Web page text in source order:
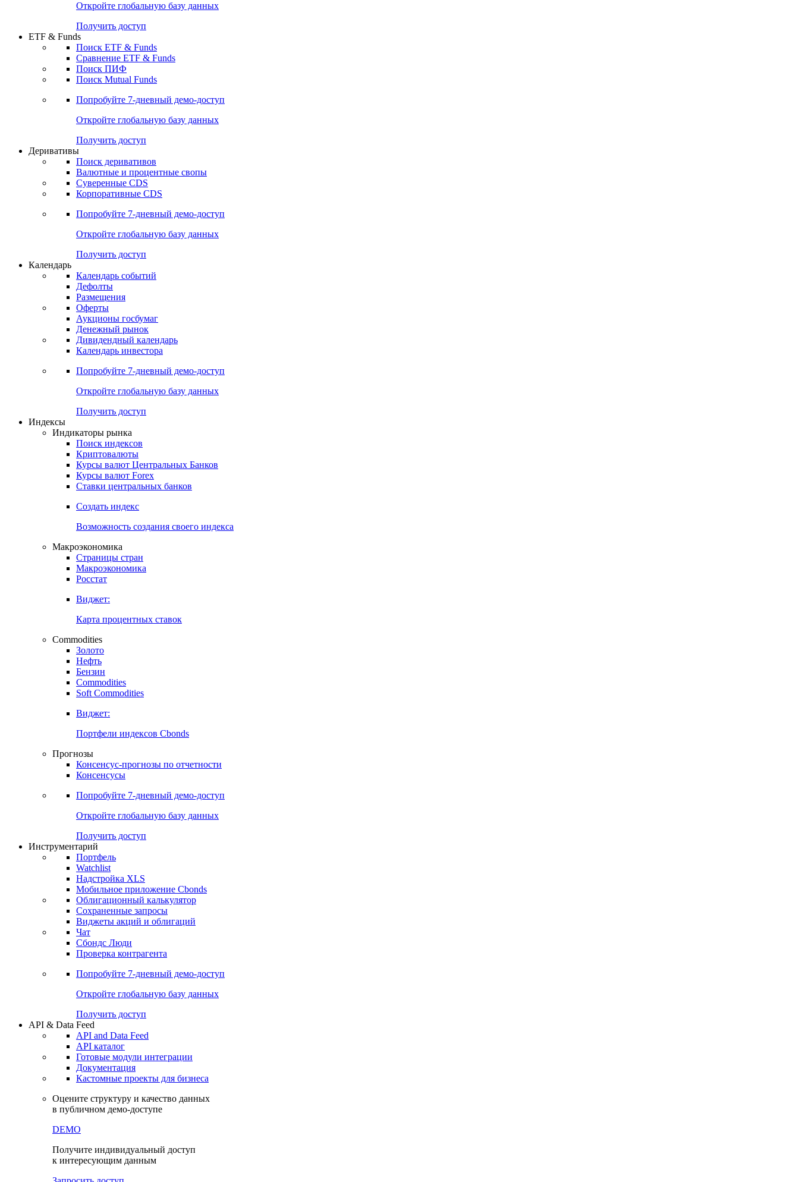
Откройте глобальную базу данных
Получить доступ
ETF & Funds
Поиск ETF & Funds
Сравнение ETF & Funds
Поиск ПИФ
Поиск Mutual Funds
Попробуйте 7-дневный демо-доступ
Откройте глобальную базу данных
Получить доступ
Деривативы
Поиск деривативов
Валютные и процентные свопы
Суверенные CDS
Корпоративные CDS
Попробуйте 7-дневный демо-доступ
Откройте глобальную базу данных
Получить доступ
Календарь
Календарь событий
Дефолты
Размещения
Оферты
Аукционы госбумаг
Денежный рынок
Дивидендный календарь
Календарь инвестора
Попробуйте 7-дневный демо-доступ
Откройте глобальную базу данных
Получить доступ
Индексы
Индикаторы рынка
Поиск индексов
Криптовалюты
Курсы валют Центральных Банков
Курсы валют Forex
Ставки центральных банков
Создать индекс
Возможность создания своего индекса
Макроэкономика
Страницы стран
Макроэкономика
Росстат
Виджет:
Карта процентных ставок
Commodities
Золото
Нефть
Бензин
Commodities
Soft Commodities
Виджет:
Портфели индексов Cbonds
Прогнозы
Консенсус-прогнозы по отчетности
Консенсусы
Попробуйте 7-дневный демо-доступ
Откройте глобальную базу данных
Получить доступ
Инструментарий
Портфель
Watchlist
Надстройка XLS
Мобильное приложение Cbonds
Облигационный калькулятор
Сохраненные запросы
Виджеты акций и облигаций
Чат
Сбондс Люди
Проверка контрагента
Попробуйте 7-дневный демо-доступ
Откройте глобальную базу данных
Получить доступ
API & Data Feed
API and Data Feed
API каталог
Готовые модули интеграции
Документация
Кастомные проекты для бизнеса
Оцените структуру и качество данных
в публичном демо-доступе
DEMO
Получите индивидуальный доступ
к интересующим данным